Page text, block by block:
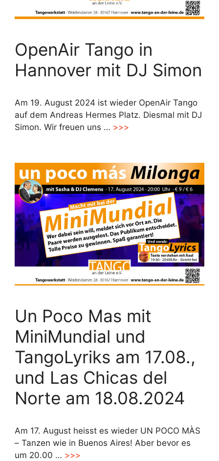
OpenAir Tango in
Hannover mit DJ Simon
Am 19. August 2024 ist wieder OpenAir Tango
auf dem Andreas Hermes Platz. Diesmal mit DJ
Simon. Wir freuen uns … >>>
Un Poco Mas mit
MiniMundial und
TangoLyriks am 17.08.,
und Las Chicas del
Norte am 18.08.2024
Am 17. August heisst es wieder UN POCO MÀS
– Tanzen wie in Buenos Aires! Aber bevor es
um 20.00 … >>>